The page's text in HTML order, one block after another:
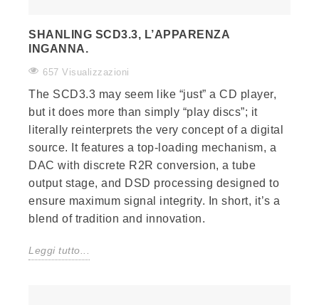
SHANLING SCD3.3, L’APPARENZA
INGANNA.
657 Visualizzazioni
The SCD3.3 may seem like “just” a CD player,
but it does more than simply “play discs”; it
literally reinterprets the very concept of a digital
source. It features a top-loading mechanism, a
DAC with discrete R2R conversion, a tube
output stage, and DSD processing designed to
ensure maximum signal integrity. In short, it’s a
blend of tradition and innovation.
Leggi tutto...